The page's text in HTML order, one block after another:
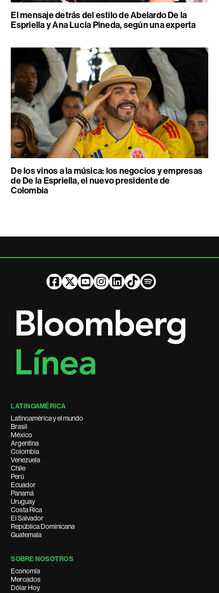
El mensaje detrás del estilo de Abelardo De la
Espriella y Ana Lucía Pineda, según una experta
De los vinos a la música: los negocios y empresas
de De la Espriella, el nuevo presidente de
Colombia
LATINOAMÉRICA
Latinoamérica y el mundo
Brasil
México
Argentina
Colombia
Venezuela
Chile
Perú
Ecuador
Panamá
Uruguay
Costa Rica
El Salvador
República Dominicana
Guatemala
SOBRE NOSOTROS
Economía
Mercados
Dólar Hoy